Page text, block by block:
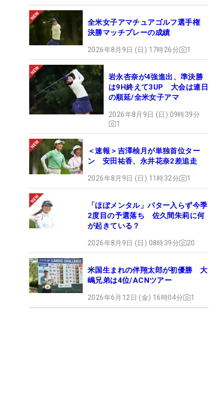
全米女子アマチュアゴルフ選手権
決勝マッチプレーの成績
2026年8月9日 (日) 17時26分 1
岩永杏奈が4強進出、準決勝
は9H終えて3UP 大会は連日
の順延/全米女子アマ
2026年8月9日 (日) 09時39分
1
＜速報＞吉澤柚月が単独首位ター
ン 安田祐香、永井花奈2差追走
2026年8月9日 (日) 11時32分 1
「ほぼメンタル」パター入らず今季
2度目の予選落ち 佐久間朱莉に何
が起きている？
2026年8月9日 (日) 08時39分 20
米国生まれの伴翔太郎が初優勝 大
嶋兄弟は4位/ACNツアー
2026年6月12日 (金) 16時04分 1